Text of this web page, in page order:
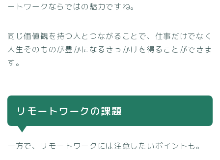
ートワークならではの魅力ですね。
同じ価値観を持つ人とつながることで、仕事だけでなく
人生そのものが豊かになるきっかけを得ることができま
す。
リモートワークの課題
一方で、リモートワークには注意したいポイントも。